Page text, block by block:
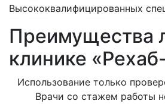
Высококвалифицированных
Преимущества
клинике
Использование только
Врачи со стажем работы